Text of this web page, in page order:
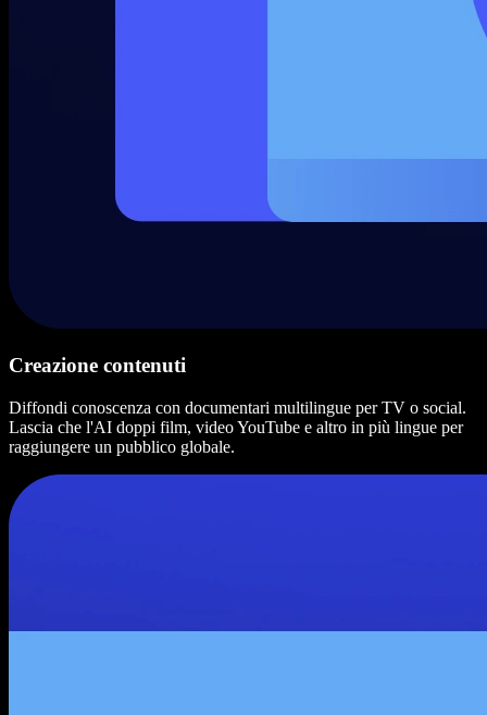
Creazione contenuti
Diffondi conoscenza con documentari multilingue per TV o social.
Lascia che l'AI doppi film, video YouTube e altro in più lingue per
raggiungere un pubblico globale.